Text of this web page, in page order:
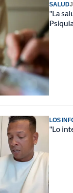
SALUD
"La
LOS
"Lo